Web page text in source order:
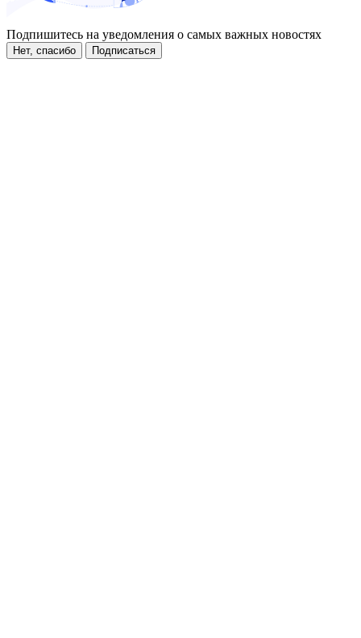
Подпишитесь на уведомления о самых важных новостях
Нет, спасибо Подписаться